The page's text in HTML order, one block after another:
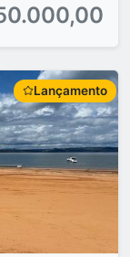
Lançamento